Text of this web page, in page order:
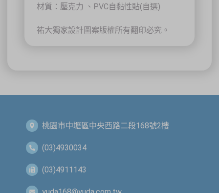
材質：壓克力 、PVC自黏性貼(自選)
祐大獨家設計圖案版權所有翻印必究。
桃園市中壢區中央西路二段168號2樓
(03)4930034
(03)4911143